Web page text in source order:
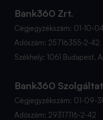
Bank360 Zrt.
Cégjegyzékszám: 01-10-
Adószám: 25716355-2-42
Székhely: 1061 Budapest,
Bank360
Cégjegyzékszám: 01-09-
Adószám: 29317116-2-42